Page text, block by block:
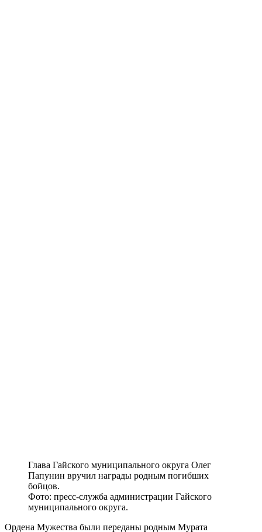
Глава Гайского муниципального округа Олег
Папунин вручил награды родным погибших
бойцов.
Фото: пресс-служба администрации Гайского
муниципального округа.
Ордена Мужества были переданы родным Мурата